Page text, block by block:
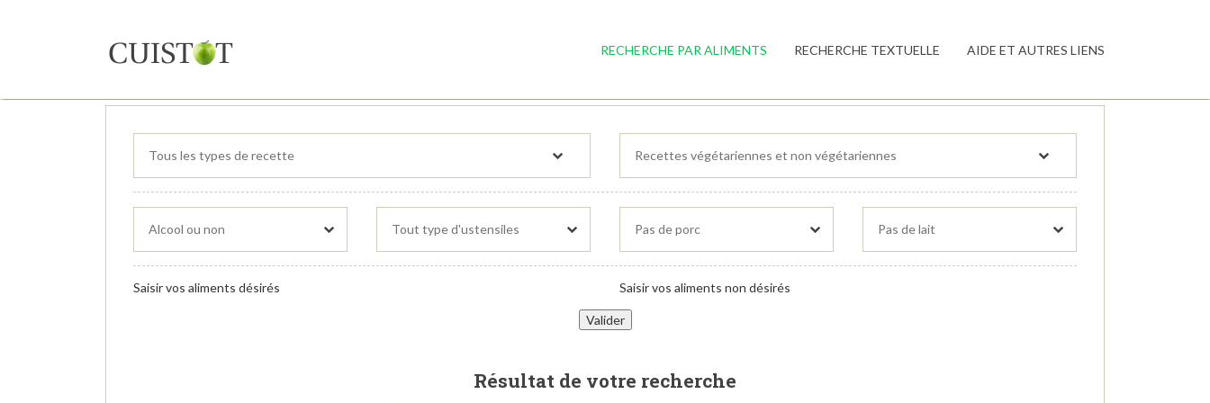
RECHERCHE PAR ALIMENTS RECHERCHE TEXTUELLE AIDE ET AUTRES LIENS
Saisir vos aliments désirés Saisir vos aliments non désirés
Résultat de votre recherche